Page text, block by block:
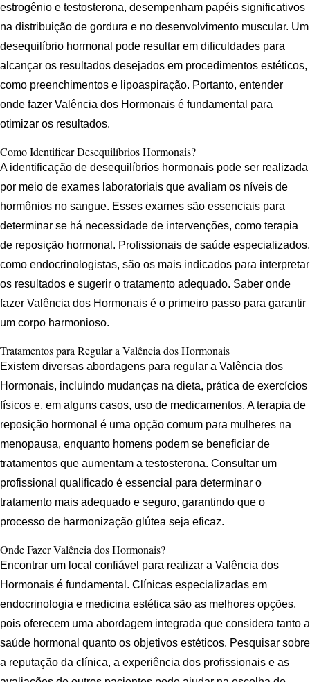
estrogênio e testosterona, desempenham papéis significativos
na distribuição de gordura e no desenvolvimento muscular. Um
desequilíbrio hormonal pode resultar em dificuldades para
alcançar os resultados desejados em procedimentos estéticos,
como preenchimentos e lipoaspiração. Portanto, entender
onde fazer Valência dos Hormonais é fundamental para
otimizar os resultados.
Como Identificar Desequilíbrios Hormonais?
A identificação de desequilíbrios hormonais pode ser realizada
por meio de exames laboratoriais que avaliam os níveis de
hormônios no sangue. Esses exames são essenciais para
determinar se há necessidade de intervenções, como terapia
de reposição hormonal. Profissionais de saúde especializados,
como endocrinologistas, são os mais indicados para interpretar
os resultados e sugerir o tratamento adequado. Saber onde
fazer Valência dos Hormonais é o primeiro passo para garantir
um corpo harmonioso.
Tratamentos para Regular a Valência dos Hormonais
Existem diversas abordagens para regular a Valência dos
Hormonais, incluindo mudanças na dieta, prática de exercícios
físicos e, em alguns casos, uso de medicamentos. A terapia de
reposição hormonal é uma opção comum para mulheres na
menopausa, enquanto homens podem se beneficiar de
tratamentos que aumentam a testosterona. Consultar um
profissional qualificado é essencial para determinar o
tratamento mais adequado e seguro, garantindo que o
processo de harmonização glútea seja eficaz.
Onde Fazer Valência dos Hormonais?
Encontrar um local confiável para realizar a Valência dos
Hormonais é fundamental. Clínicas especializadas em
endocrinologia e medicina estética são as melhores opções,
pois oferecem uma abordagem integrada que considera tanto a
saúde hormonal quanto os objetivos estéticos. Pesquisar sobre
a reputação da clínica, a experiência dos profissionais e as